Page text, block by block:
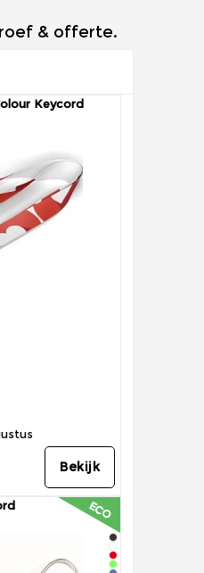
& offerte.
Keycord
Bekijk
ECO